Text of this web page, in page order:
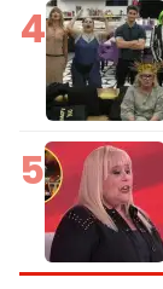
4
5